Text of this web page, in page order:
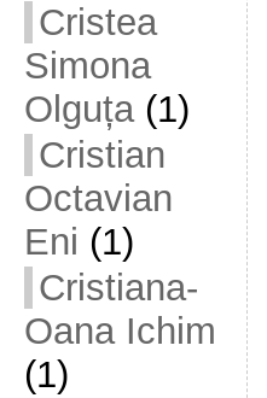
Cristea
Simona
Olguța(1)
Cristian
Octavian
Eni (1)
Cristiana-
Oana Ichim
(1)